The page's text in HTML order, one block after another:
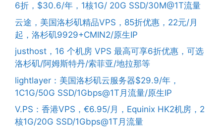
6折，$30.6/年，1核1G/ 20G SSD/30M@1T流量
云途，美国洛杉矶精品VPS，85折优惠，22元/月
起，洛杉矶9929+CMIN2/原生IP
justhost，16 个机房 VPS 最高可享6折优惠，可选
洛杉矶/阿姆斯特丹/索菲亚/地拉那等
lightlayer：美国洛杉矶云服务器$29.9/年，
1C1G/50G SSD/1Gbps@1T月流量/原生IP
V.PS：香港VPS，€6.95/月，Equinix HK2机房，2
核1G/20G SSD/1Gbps@1T月流量